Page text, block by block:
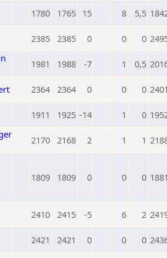
1780 1765 15 8 5,5
2385 2385 0 0 0
1981 1988 -7 1 0,5
2364 2364 0 0 0
1911 1925 -14 1 0
2170 2168 2 1 1
1809 1809 0 0 0
2410 2415 -5 6 2
2421 2421 0 0 0